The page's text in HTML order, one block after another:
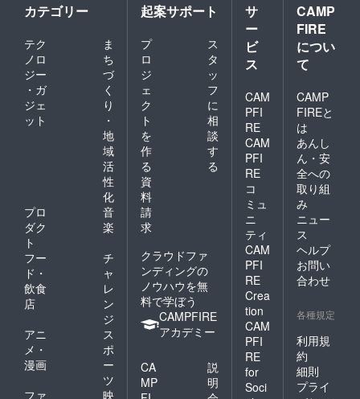
サー様
が男性
の場合
公共の
場以外
者が不
在の面
会など
は、 対
応不可
能とさ
せてい
ただい
ており
ます。
初期投
資に関
しまし
て、最
大2年間
（2024
2026年
5月１
日）の
企業紹
介をさ
せて頂
カテゴリー
テク
ノロ
ジー
・ガ
ジェ
ット
ま
ち
づ
く
り
・
地
域
活
性
化
プロ
ダク
ト
音
楽
フー
ド・
飲食
店
チ
ャ
レ
ン
ジ
アニ
メ・
漫画
ス
ポ
ー
ツ
ファ
映
起案サポート
プ
ロ
ジ
ェ
ク
ト
を
作
る
ス
タ
ッ
フ
に
相
談
す
る
資
料
請
求
クラウドファ
ンディングの
ノウハウを無
料で学ぼう
CAMPFIRE
アカデミー
CA
MP
説
明
サ
ー
ビ
ス
CAM
PFI
RE
CAM
PFI
RE
コ
ミュ
ニ
ティ
CAM
PFI
RE
Crea
tion
CAM
PFI
RE
for
Soci
CAMP
FIRE
につい
て
CAMP
FIREと
は
あんし
ん・安
全への
取り組
み
ニュー
ス
ヘルプ
お問い
合わせ
各種規定
利用規
約
細則
プライ